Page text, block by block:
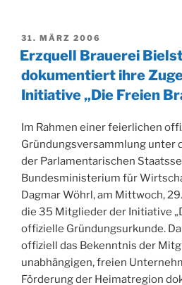
VERÖFFENTLICHT
AM
31. MÄRZ 2006
Erzquell Brauerei
dokumentiert ihre
Initiative „Die Freien
Im Rahmen einer feierlichen
Gründungsversammlung unter
der Parlamentarischen
Bundesministerium für
Dagmar Wöhrl, am Mittwoch,
die 35 Mitglieder der Initiative
offizielle Gründungsurkunde.
offiziell das Bekenntnis der
unabhängigen, freien
Förderung der Heimatregion